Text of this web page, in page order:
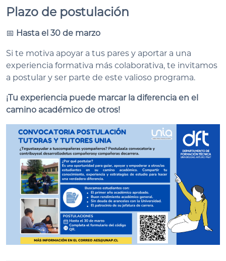
Plazo de postulación
📅 Hasta el 30 de marzo
Si te motiva apoyar a tus pares y aportar a una
experiencia formativa más colaborativa, te invitamos
a postular y ser parte de este valioso programa.
¡Tu experiencia puede marcar la diferencia en el
camino académico de otros!